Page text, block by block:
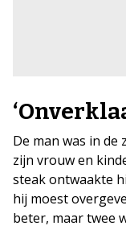
De man was in de
zijn vrouw en
steak ontwaakte
hij moest
beter, maar twee